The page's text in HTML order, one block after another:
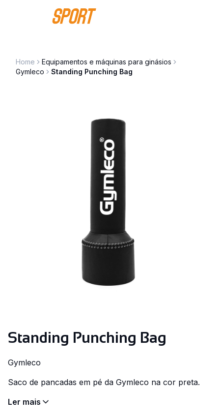
Saltar para o conteúdo
Home
Equipamentos e máquinas para ginásios
Gymleco
Standing Punching Bag
Standing Punching Bag
Gymleco
Saco de pancadas em pé da Gymleco na cor preta.
Ler mais